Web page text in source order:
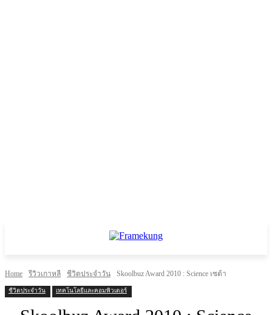
Home รีวิวเกาหลี ชีวิตประจำวัน Skoolbuz Award 2010 : Science เซต้า
ชีวิตประจำวัน เทคโนโลยีและคอมพิวเตอร์